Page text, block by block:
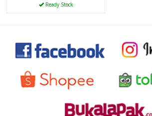
Ready Stock